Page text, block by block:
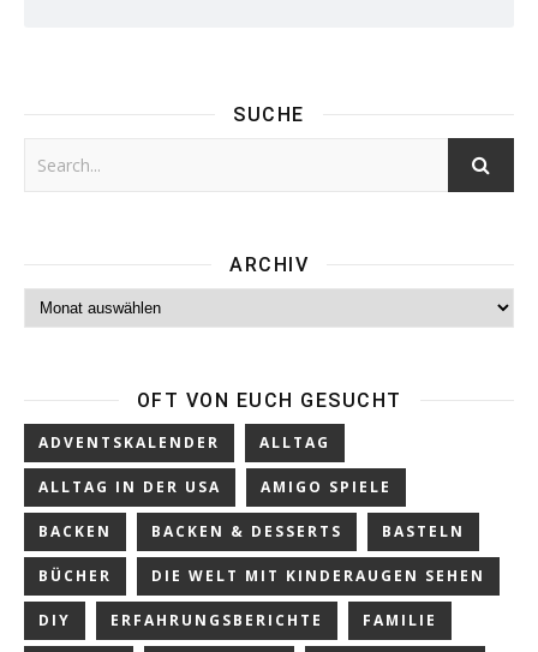
SUCHE
ARCHIV
Archiv
OFT VON EUCH GESUCHT
ADVENTSKALENDER ALLTAG
ALLTAG IN DER USA AMIGO SPIELE
BACKEN BACKEN & DESSERTS BASTELN
BÜCHER DIE WELT MIT KINDERAUGEN SEHEN
DIY ERFAHRUNGSBERICHTE FAMILIE